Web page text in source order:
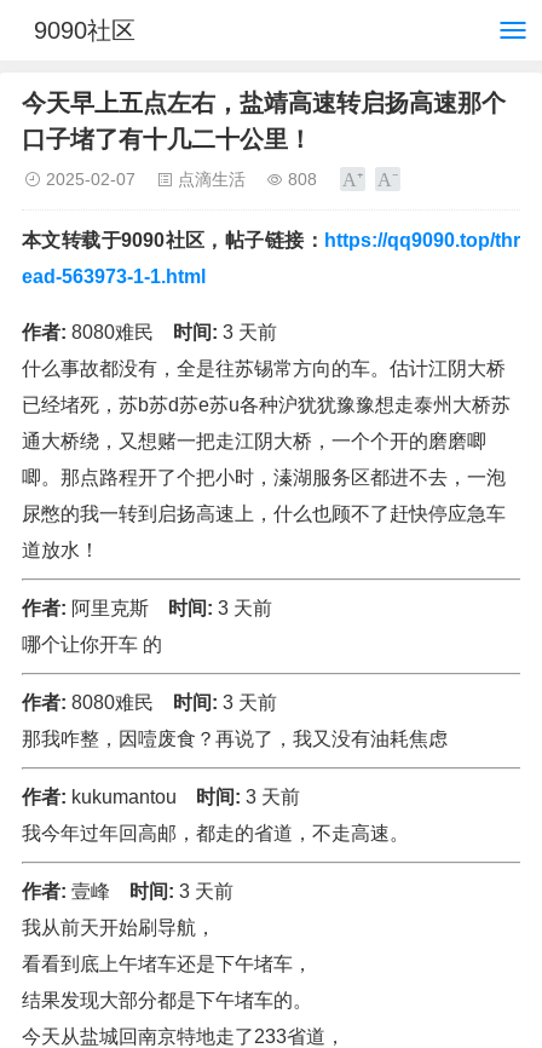
9090社区
今天早上五点左右，盐靖高速转启扬高速那个
口子堵了有十几二十公里！
2025-02-07 点滴生活 808
本文转载于9090社区，帖子链接： https://qq9090.top/thr
ead-563973-1-1.html
作者: 8080难民 时间: 3 天前
什么事故都没有，全是往苏锡常方向的车。估计江阴大桥
已经堵死，苏b苏d苏e苏u各种沪犹犹豫豫想走泰州大桥苏
通大桥绕，又想赌一把走江阴大桥，一个个开的磨磨唧
唧。那点路程开了个把小时，溱湖服务区都进不去，一泡
尿憋的我一转到启扬高速上，什么也顾不了赶快停应急车
道放水！
作者: 阿里克斯 时间: 3 天前
哪个让你开车 的
作者: 8080难民 时间: 3 天前
那我咋整，因噎废食？再说了，我又没有油耗焦虑
作者: kukumantou 时间: 3 天前
我今年过年回高邮，都走的省道，不走高速。
作者: 壹峰 时间: 3 天前
我从前天开始刷导航，
看看到底上午堵车还是下午堵车，
结果发现大部分都是下午堵车的。
今天从盐城回南京特地走了233省道，